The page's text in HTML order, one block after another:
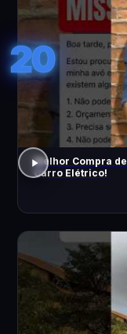
20
Melhor Compra
Carro Elétrico!